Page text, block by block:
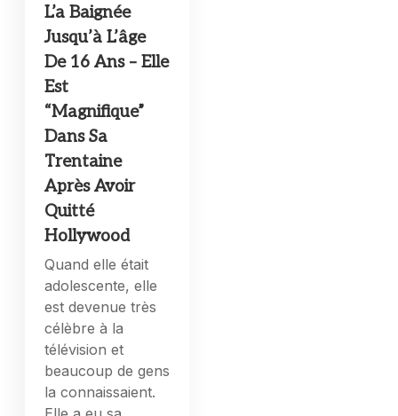
L’a Baignée
Jusqu’à L’âge
De 16 Ans – Elle
Est
“Magnifique”
Dans Sa
Trentaine
Après Avoir
Quitté
Hollywood
Quand elle était
adolescente, elle
est devenue très
célèbre à la
télévision et
beaucoup de gens
la connaissaient.